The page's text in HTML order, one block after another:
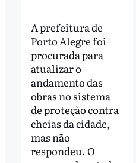
A prefeitura de
Porto Alegre foi
procurada para
atualizar o
andamento das
obras no sistema
de proteção contra
cheias da cidade,
mas não
respondeu. O